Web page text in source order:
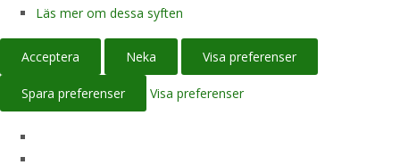
Läs mer om dessa syften
Acceptera Neka Visa preferenser
Spara preferenser Visa preferenser